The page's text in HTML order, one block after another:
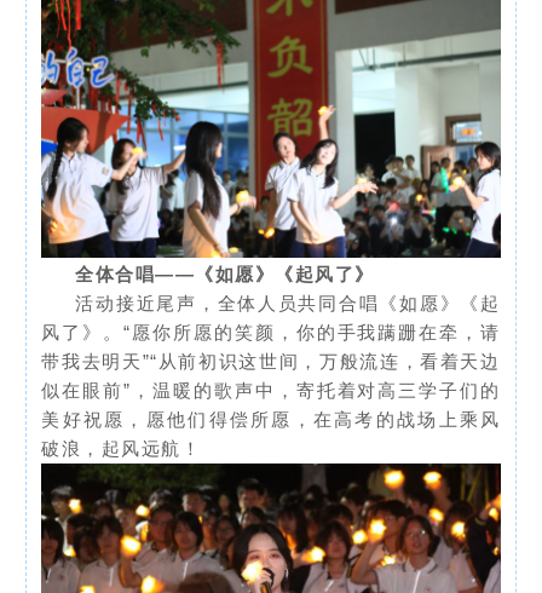
全体合唱——《如愿》《起风了》
活动接近尾声，全体人员共同合唱《如愿》《起
风了》。“愿你所愿的笑颜，你的手我蹒跚在牵，请
带我去明天”“从前初识这世间，万般流连，看着天边
似在眼前”，温暖的歌声中，寄托着对高三学子们的
美好祝愿，愿他们得偿所愿，在高考的战场上乘风
破浪，起风远航！